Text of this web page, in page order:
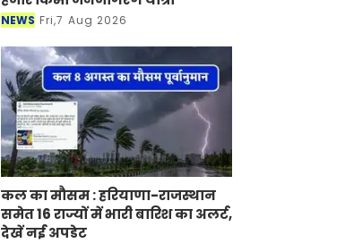
NEWS Fri,7 Aug 2026
कल का मौसम : हरियाणा-राजस्थान
समेत 16 राज्यों में भारी बारिश का अलर्ट,
देखें नई अपडेट